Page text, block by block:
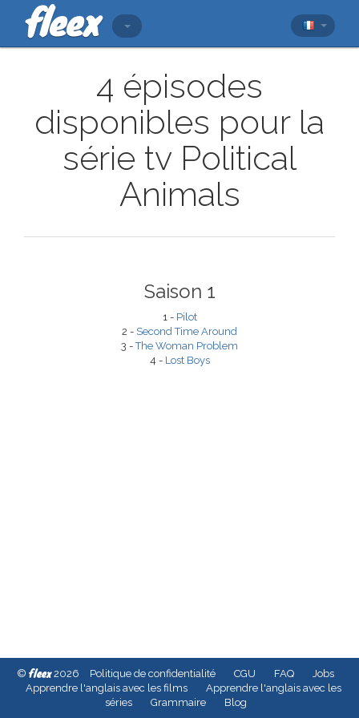
4 épisodes
disponibles pour la
série tv Political
Animals
Saison 1
1 - Pilot
2 - Second Time Around
3 -The Woman Problem
4 - Lost Boys
© fleex2026 Politique de confidentialité CGU FAQ
Jobs
Apprendre l'anglais avec les films
Apprendre l'anglais avec les
séries
Grammaire Blog